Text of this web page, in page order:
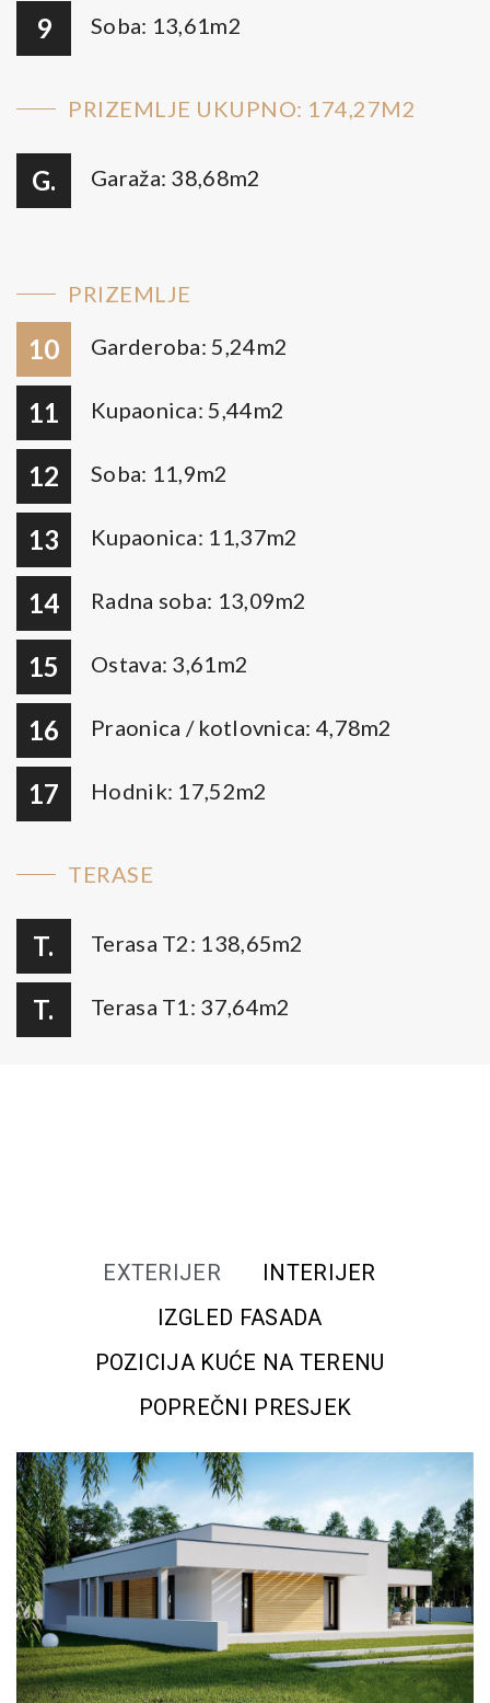
9 Soba: 13,61m2
PRIZEMLJE UKUPNO: 174,27M2
G. Garaža: 38,68m2
PRIZEMLJE
10 Garderoba: 5,24m2
11 Kupaonica: 5,44m2
12 Soba: 11,9m2
13 Kupaonica: 11,37m2
14 Radna soba: 13,09m2
15 Ostava: 3,61m2
16 Praonica / kotlovnica: 4,78m2
17 Hodnik: 17,52m2
TERASE
T. Terasa T2: 138,65m2
T. Terasa T1: 37,64m2
EXTERIJER
INTERIJER
IZGLED FASADA
POZICIJA KUĆE NA TERENU
POPREČNI PRESJEK